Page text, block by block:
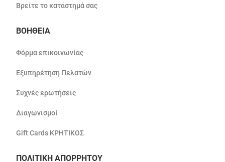
Βρείτε το κατάστημά σας
ΒΟΗΘΕΙΑ
Φόρμα επικοινωνίας
Εξυπηρέτηση Πελατών
Συχνές ερωτήσεις
Διαγωνισμοί
Gift Cards ΚΡΗΤΙΚΟΣ
ΠΟΛΙΤΙΚΗ ΑΠΟΡΡΗΤΟΥ